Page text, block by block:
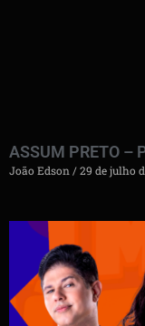
ASSUM PRETO –
João Edson 29 de julho